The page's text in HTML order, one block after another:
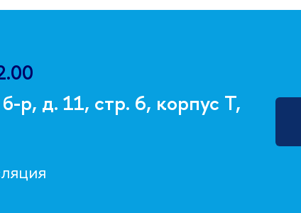
р, д. 11, стр. 6, корпус Т,